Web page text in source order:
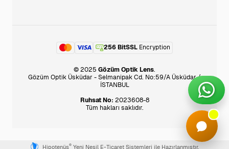
256 BitSSL Encryption
© 2025 Gözüm Optik Lens.
Gözüm Optik Üsküdar - Selmanipak Cd. No:59/A Üsküdar /
İSTANBUL
Ruhsat No: 2023608-8
Tüm hakları saklıdır.
Hipotenüs®Yeni Nesil E-Ticaret Sistemleri ile Hazırlanmıştır.